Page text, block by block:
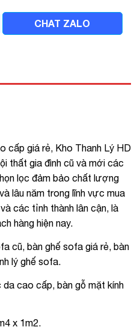
CHAT ZALO
cấp giá rẻ, Kho Thanh Lý HD
thất gia đình cũ và mới các
lọc đảm bảo chất lượng
lâu năm trong lĩnh vực mua
các tỉnh thành lân cận, là
hàng hiện nay.
cũ, bàn ghế sofa giá rẻ, bàn
lý ghế sofa.
cao cấp, bàn gỗ mặt kính
x 1m2.